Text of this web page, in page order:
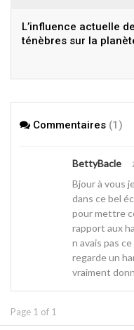
L’influence actuelle
ténèbres sur la
Commentaires (1)
BettyBacle
Bjour à vous
dans ce bel
pour mettre
rapport aux
n avais pas
regarde un
vraiment
Page 1 of 1